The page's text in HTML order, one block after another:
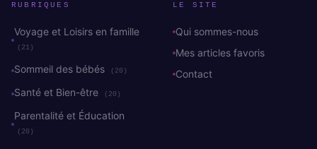
RUBRIQUES
Voyage et Loisirs en famille
(21)
Sommeil des bébés (20)
Santé et Bien-être (20)
Parentalité et Éducation
(20)
LE SITE
Qui sommes-nous
Mes articles favoris
Contact